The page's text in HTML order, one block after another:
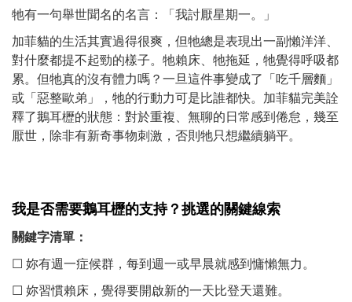
牠有一句舉世聞名的名言：「我討厭星期一。」
加菲貓的生活其實過得很爽，但牠總是表現出一副懶洋洋、
對什麼都提不起勁的樣子。牠賴床、牠拖延，牠覺得呼吸都
累。但牠真的沒有體力嗎？一旦這件事變成了「吃千層麵」
或「惡整歐弟」，牠的行動力可是比誰都快。加菲貓完美詮
釋了鵝耳櫪的狀態：對於重複、無聊的日常感到倦怠，幾至
厭世，除非有新奇事物刺激，否則牠只想繼續躺平。
我是否需要鵝耳櫪的支持？挑選的關鍵線索
關鍵字清單：
☐ 妳有週一症候群，每到週一或早晨就感到慵懶無力。
☐ 妳習慣賴床，覺得要開啟新的一天比登天還難。